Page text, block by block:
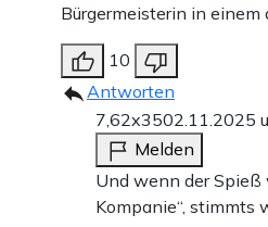
Bürgermeisterin in einem
10
Antworten
7,62x3502.11.2025
Melden
Und wenn der Spieß
Kompanie“, stimmts